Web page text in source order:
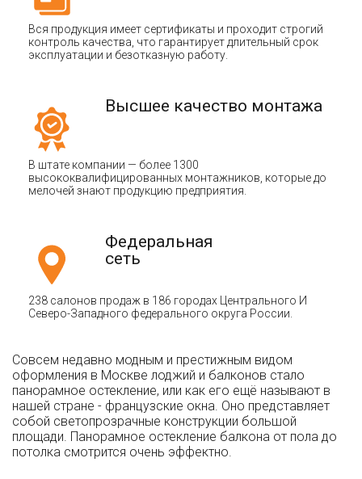
Вся продукция имеет сертификаты и проходит строгий
контроль качества, что гарантирует длительный срок
эксплуатации и безотказную работу.
Высшее качество монтажа
В штате компании — более 1300
высококвалифицированных монтажников, которые до
мелочей знают продукцию предприятия.
Федеральная
сеть
238 салонов продаж в 186 городах Центрального И
Северо-Западного федерального округа России.
Совсем недавно модным и престижным видом
оформления в Москве лоджий и балконов стало
панорамное остекление, или как его ещё называют в
нашей стране - французские окна. Оно представляет
собой светопрозрачные конструкции большой
площади. Панорамное остекление балкона от пола до
потолка смотрится очень эффектно.